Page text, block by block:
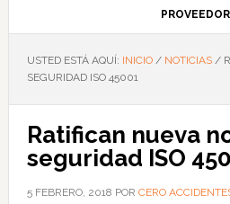
USTED ESTÁ AQUÍ: INICIO / NOTICIAS /
SEGURIDAD ISO 45001
Ratifican nueva
seguridad ISO
5 FEBRERO, 2018 POR CERO